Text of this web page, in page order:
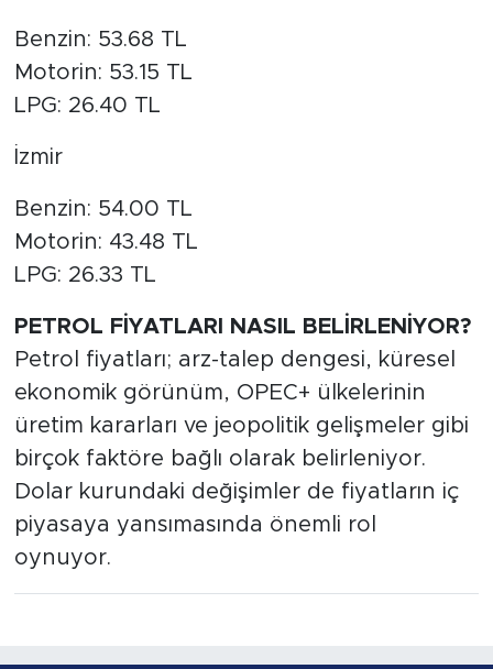
Benzin: 53.68 TL
Motorin: 53.15 TL
LPG: 26.40 TL
İzmir
Benzin: 54.00 TL
Motorin: 43.48 TL
LPG: 26.33 TL
PETROL FİYATLARI NASIL BELİRLENİYOR?
Petrol fiyatları; arz-talep dengesi, küresel
ekonomik görünüm, OPEC+ ülkelerinin
üretim kararları ve jeopolitik gelişmeler gibi
birçok faktöre bağlı olarak belirleniyor.
Dolar kurundaki değişimler de fiyatların iç
piyasaya yansımasında önemli rol
oynuyor.